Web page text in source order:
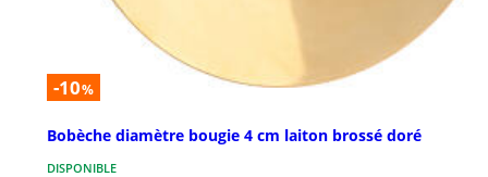
-10%
Bobèche diamètre bougie 4 cm laiton brossé doré
DISPONIBLE